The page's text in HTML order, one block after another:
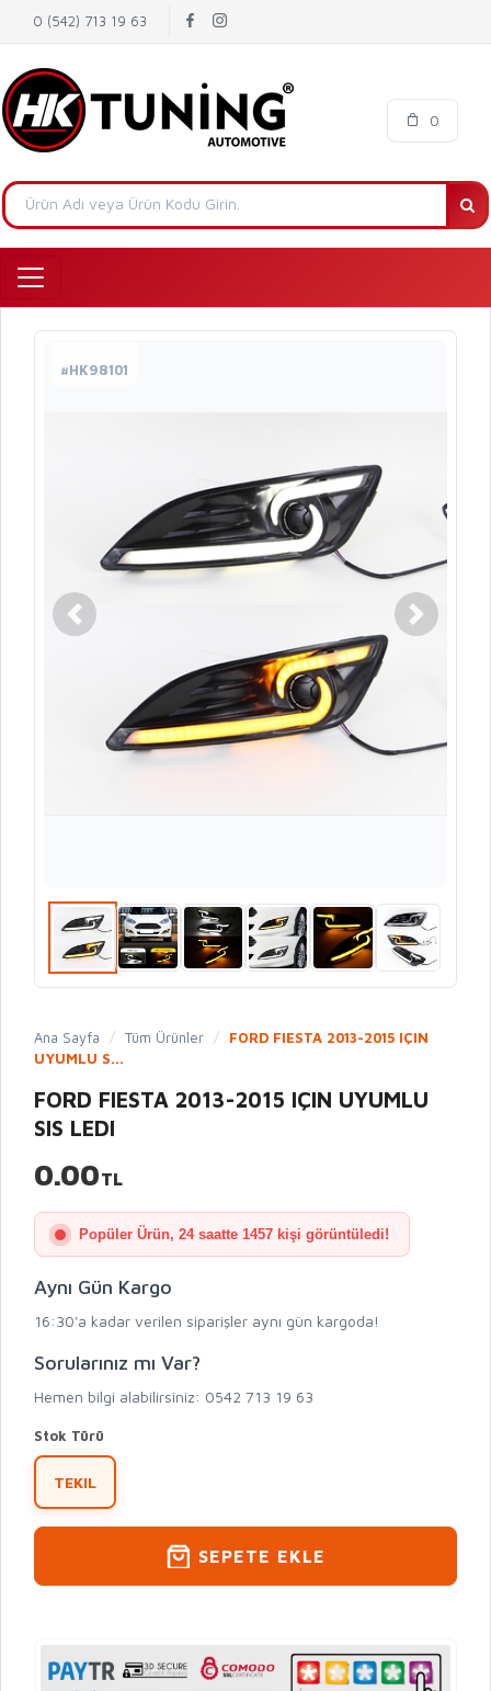
0 (542) 713 19 63
0
#HK98101
Ana Sayfa / Tüm Ürünler /
FORD FIESTA 2013-2015 IÇIN
UYUMLU S...
FORD FIESTA 2013-2015 IÇIN UYUMLU
SIS LEDI
0.00TL
Popüler Ürün, 24 saatte 1457 kişi görüntüledi!
Aynı Gün Kargo
16:30'a kadar verilen siparişler aynı gün kargoda!
Sorularınız mı Var?
Hemen bilgi alabilirsiniz: 0542 713 19 63
Stok Türü
TEKIL
SEPETE EKLE